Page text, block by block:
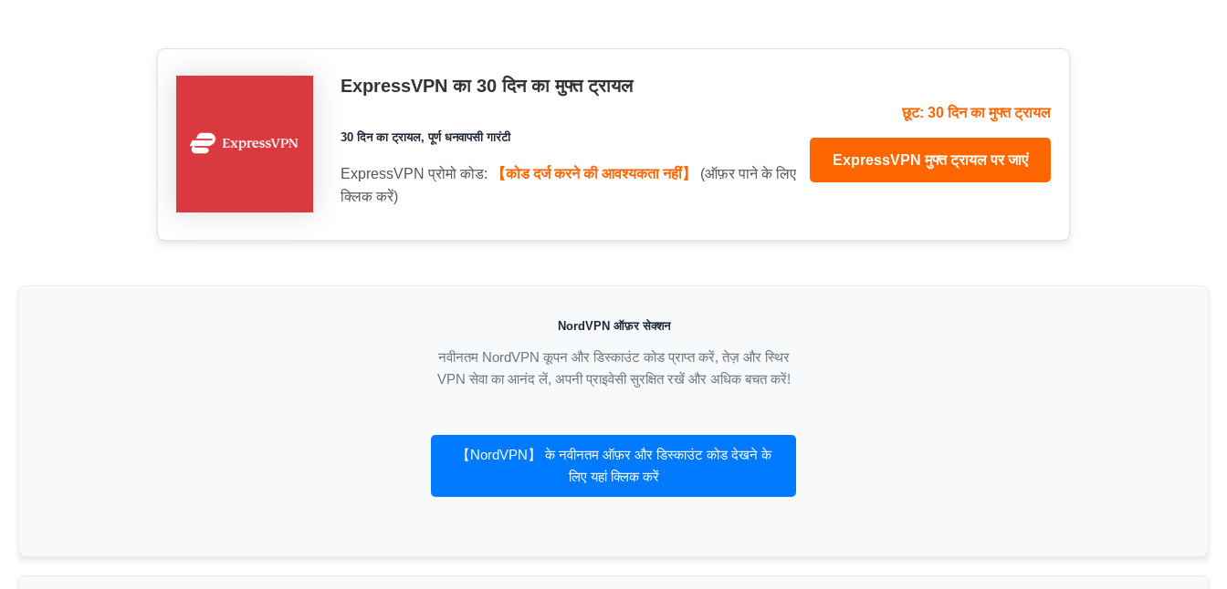
ExpressVPN का 30 दिन का मुफ्त ट्रायल
30 दिन का ट्रायल, पूर्ण धनवापसी गारंटी
ExpressVPN प्रोमो कोड: 【कोड दर्ज करने की आवश्यकता नहीं】
(ऑफ़र पाने के लिए
क्लिक करें)
छूट: 30 दिन का मुफ्त ट्रायल
ExpressVPN मुफ्त ट्रायल पर जाएं
NordVPN ऑफ़र सेक्शन
नवीनतम NordVPN कूपन और डिस्काउंट कोड प्राप्त करें, तेज़ और स्थिर
VPN सेवा का आनंद लें, अपनी प्राइवेसी सुरक्षित रखें और अधिक बचत करें!
【NordVPN】 के नवीनतम ऑफ़र और डिस्काउंट कोड देखने के
लिए यहां क्लिक करें